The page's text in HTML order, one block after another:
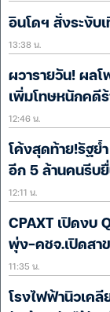
อินโดฯ สั่งระงับ
13:38 น.
ผวารายวัน! ผล
เพิ่มโทษหนักคดี
12:46 น.
โค้งสุดท้าย!รัฐย้
อีก 5 ล้านคนรีบ
12:11 น.
CPAXT เปิดงบ
พุ่ง-คชจ.เปิดสา
11:35 น.
โรงไฟฟ้านิวเค